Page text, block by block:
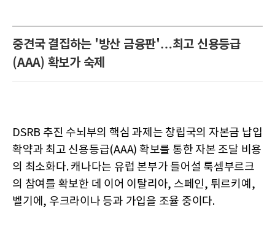
중견국 결집하는 '방산 금융판'…최고 신용등급
(AAA) 확보가 숙제
DSRB 추진 수뇌부의 핵심 과제는 창립국의 자본금 납입
확약과 최고 신용등급(AAA) 확보를 통한 자본 조달 비용
의 최소화다. 캐나다는 유럽 본부가 들어설 룩셈부르크
의 참여를 확보한 데 이어 이탈리아, 스페인, 튀르키예,
벨기에, 우크라이나 등과 가입을 조율 중이다.